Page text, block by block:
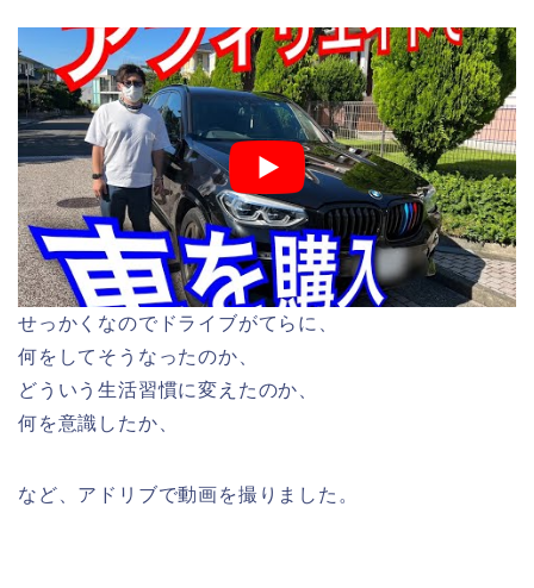
せっかくなのでドライブがてらに、
何をしてそうなったのか、
どういう生活習慣に変えたのか、
何を意識したか、
など、アドリブで動画を撮りました。